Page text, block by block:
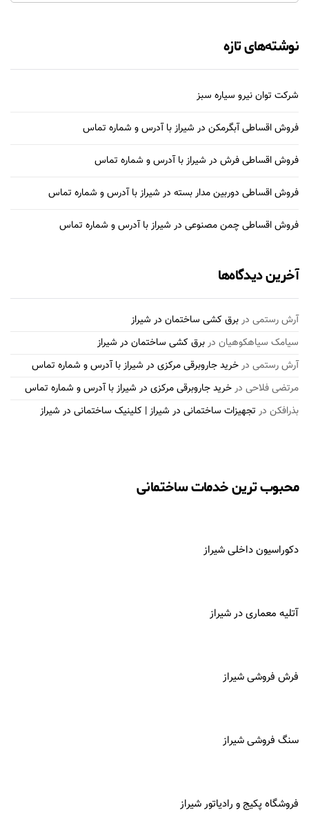
نوشته‌های تازه
شرکت توان نیرو سیاره سبز
فروش اقساطی آبگرمکن در شیراز با آدرس و شماره تماس
فروش اقساطی فرش در شیراز با آدرس و شماره تماس
فروش اقساطی دوربین مدار بسته در شیراز با آدرس و شماره تماس
فروش اقساطی چمن مصنوعی در شیراز با آدرس و شماره تماس
آخرین دیدگاه‌ها
آرش رستمی دربرق کشی ساختمان در شیراز
سیامک سیاهکوهیان دربرق کشی ساختمان در شیراز
آرش رستمی درخرید جاروبرقی مرکزی در شیراز با آدرس و شماره تماس
مرتضی فلاحی درخرید جاروبرقی مرکزی در شیراز با آدرس و شماره تماس
بذرافكن در تجهیزات ساختمانی در شیراز | کلینیک ساختمانی در شیراز
محبوب ترین خدمات ساختمانی
دکوراسیون داخلی شیراز
آتلیه معماری درشیراز
فرش فروشی شیراز
سنگ فروشی شیراز
فروشگاه پکیج و رادیاتور شیراز